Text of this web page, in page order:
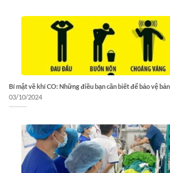
Bí mật về khí CO: Những điều bạn cần biết để bảo vệ
03/10/2024